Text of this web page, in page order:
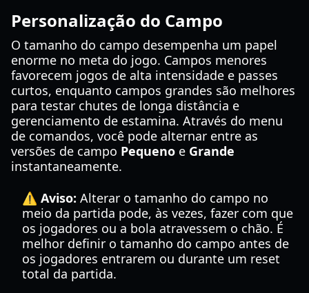
Personalização do Campo
O tamanho do campo desempenha um papel
enorme no meta do jogo. Campos menores
favorecem jogos de alta intensidade e passes
curtos, enquanto campos grandes são melhores
para testar chutes de longa distância e
gerenciamento de estamina. Através do menu
de comandos, você pode alternar entre as
versões de campo Pequeno e Grande
instantaneamente.
⚠️ Aviso: Alterar o tamanho do campo no
meio da partida pode, às vezes, fazer com que
os jogadores ou a bola atravessem o chão. É
melhor definir o tamanho do campo antes de
os jogadores entrarem ou durante um reset
total da partida.